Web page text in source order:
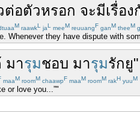
ต่อตัวหรอก จะมีเรื่อง
M raawkL jaL meeM reuuangF ganM theeM
they have dispute with
มารุมชอบ มารุมรักยู"
maaM roomM chaawpF maaM roomM rakH yuuM
or love you...”"